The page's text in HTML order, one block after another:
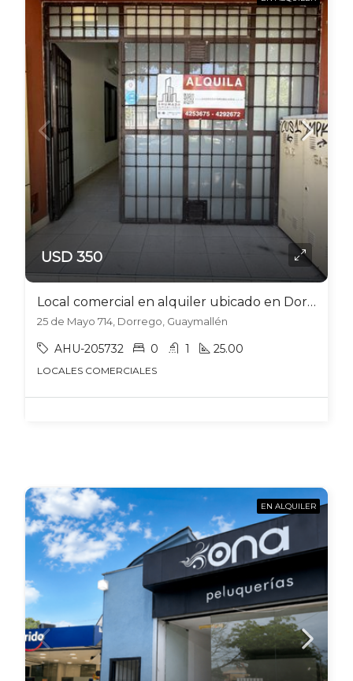
USD 350
Local comercial en alquiler ubicado en Dorrego
25 de Mayo 714, Dorrego, Guaymallén
AHU-205732 0 1 25.00
LOCALES COMERCIALES
EN ALQUILER